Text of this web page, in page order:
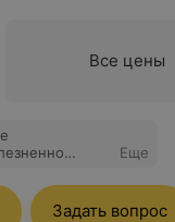
Все цены
Еще
Задать вопрос